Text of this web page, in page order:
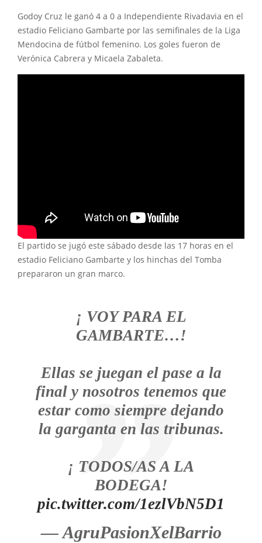
Godoy Cruz le ganó 4 a 0 a Independiente Rivadavia en el
estadio Feliciano Gambarte por las semifinales de la Liga
Mendocina de fútbol femenino. Los goles fueron de
Verónica Cabrera y Micaela Zabaleta.
El partido se jugó este sábado desde las 17 horas en el
estadio Feliciano Gambarte y los hinchas del Tomba
prepararon un gran marco.
¡ VOY PARA EL
GAMBARTE…!
Ellas se juegan el pase a la
final y nosotros tenemos que
estar como siempre dejando
la garganta en las tribunas.
¡ TODOS/AS A LA
BODEGA!
pic.twitter.com/1ezlVbN5D1
— AgruPasionXelBarrio